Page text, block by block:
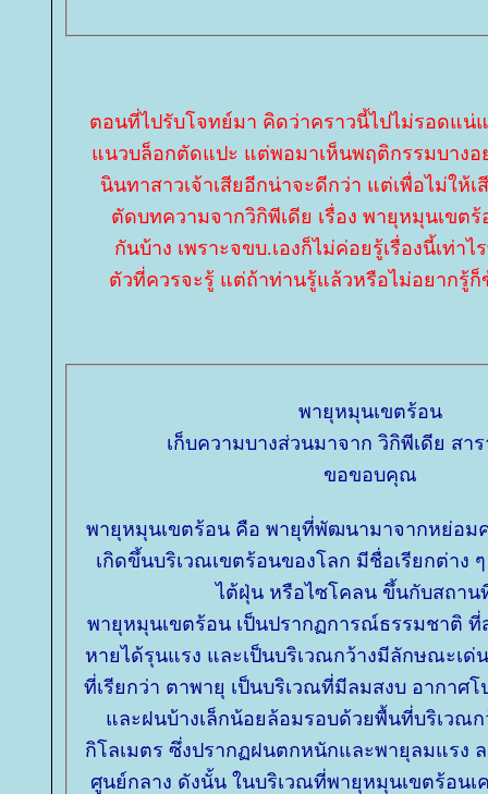
ตอนที่ไปรับโจทย์มา คิดว่าคราวนี้ไปไม่รอดแน่
นวบล็อกตัดแปะ แต่พอมาเห็นพฤติกรรมบางอย่
นินทาสาวเจ้าเสียอีกน่าจะดีกว่า แต่เพื่อไม่ให้
ตัดบทความจากวิกิพีเดีย เรื่อง พายุหมุนเขต
กันบ้าง เพราะจขบ.เองก็ไม่ค่อยรู้เรื่องนี้เท่าไ
ตัวที่ควรจะรู้ แต่ถ้าท่านรู้แล้วหรือไม่อยากรู้ก็
พายุหมุนเขตร้อน
เก็บความบางส่วนมาจาก วิกิพีเดีย สา
ขอขอบคุณ
พายุหมุนเขตร้อน คือ พายุที่พัฒนามาจากหย่อม
เกิดขึ้นบริเวณเขตร้อนของโลก มีชื่อเรียกต่าง
ไต้ฝุ่น หรือไซโคลน ขึ้นกับสถาน
พายุหมุนเขตร้อน เป็นปรากฏการณ์ธรรมชาติ
หายได้รุนแรง และเป็นบริเวณกว้างมีลักษณะเด่
ที่เรียกว่า ตาพายุ เป็นบริเวณที่มีลมสงบ อากาศโ
ละฝนบ้างเล็กน้อยล้อมรอบด้วยพื้นที่บริเวณ
กิโลเมตร ซึ่งปรากฏฝนตกหนักและพายุลมแรง
ศูนย์กลาง ดังนั้น ในบริเวณที่พายุหมุนเขตร้อนเ